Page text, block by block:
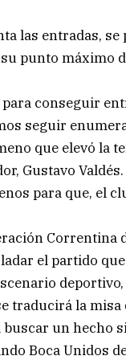
las entradas,
punto máximo
conseguir
seguir
que elevó la
Gustavo
para que, el
el partido
traducirá la
buscar un
Boca Unidos